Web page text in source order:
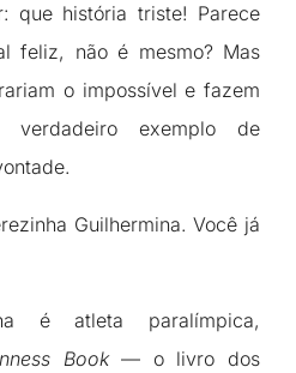
que história triste! Parece
feliz, não é mesmo? Mas
o impossível e fazem
exemplo de
Guilhermina. Você já
é atleta paralímpica,
Book— o livro dos